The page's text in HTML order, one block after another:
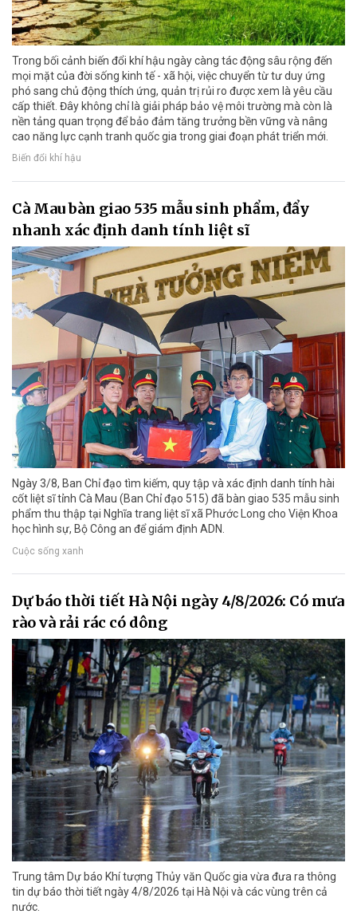
Trong bối cảnh biến đổi khí hậu ngày càng tác động sâu rộng đến
mọi mặt của đời sống kinh tế - xã hội, việc chuyển từ tư duy ứng
phó sang chủ động thích ứng, quản trị rủi ro được xem là yêu cầu
cấp thiết. Đây không chỉ là giải pháp bảo vệ môi trường mà còn là
nền tảng quan trọng để bảo đảm tăng trưởng bền vững và nâng
cao năng lực cạnh tranh quốc gia trong giai đoạn phát triển mới.
Biến đổi khí hậu
Cà Mau bàn giao 535 mẫu sinh phẩm, đẩy
nhanh xác định danh tính liệt sĩ
Ngày 3/8, Ban Chỉ đạo tìm kiếm, quy tập và xác định danh tính hài
cốt liệt sĩ tỉnh Cà Mau (Ban Chỉ đạo 515) đã bàn giao 535 mẫu sinh
phẩm thu thập tại Nghĩa trang liệt sĩ xã Phước Long cho Viện Khoa
học hình sự, Bộ Công an để giám định ADN.
Cuộc sống xanh
Dự báo thời tiết Hà Nội ngày 4/8/2026: Có mưa
rào và rải rác có dông
Trung tâm Dự báo Khí tượng Thủy văn Quốc gia vừa đưa ra thông
tin dự báo thời tiết ngày 4/8/2026 tại Hà Nội và các vùng trên cả
nước.